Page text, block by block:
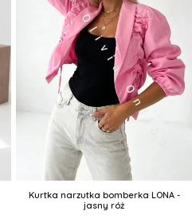
Kurtka narzutka bomberka LONA -
jasny róż